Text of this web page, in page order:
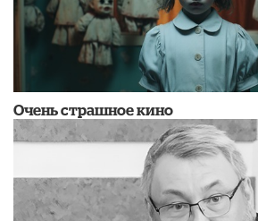
Очень страшное кино